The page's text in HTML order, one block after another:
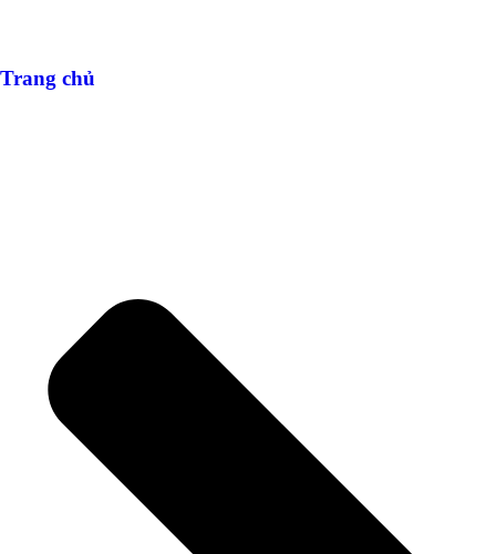
Trang chủ